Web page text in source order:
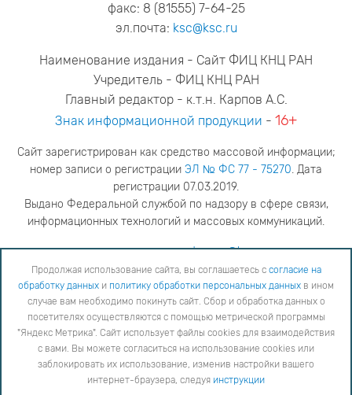
факс: 8 (81555) 7-64-25
эл.почта: ksc@ksc.ru
Наименование издания - Сайт ФИЦ КНЦ РАН
Учредитель - ФИЦ КНЦ РАН
Главный редактор - к.т.н. Карпов А.С.
Знак информационной продукции - 16+
Сайт зарегистрирован как средство массовой информации;
номер записи о регистрации ЭЛ № ФС 77 - 75270. Дата
регистрации 07.03.2019.
Выдано Федеральной службой по надзору в сфере связи,
информационных технологий и массовых коммуникаций.
адрес редакцииya.stogova@ksc.ru
телефон редакции81555-79-516
Продолжая использование сайта, вы соглашаетесь с согласие на обработку данных
обработки персональных данных
в ином случае вам необходимо покинуть сайт. Сбор и обработка
данных о посетителях осуществляются с помощью метрической программы "Яндекс Метрика".
Сайт использует файлы cookies для взаимодействия с вами. Вы можете согласиться на
использование cookies или заблокировать их использование, изменив настройки вашего интернет-
Продолжая использование сайта, вы соглашаетесь с согласие на
обработку данных и политику обработки персональных данных в ином
случае вам необходимо покинуть сайт. Сбор и обработка данных о
посетителях осуществляются с помощью метрической программы
"Яндекс Метрика". Сайт использует файлы cookies для взаимодействия
с вами. Вы можете согласиться на использование cookies или
заблокировать их использование, изменив настройки вашего
интернет-браузера, следуя инструкции